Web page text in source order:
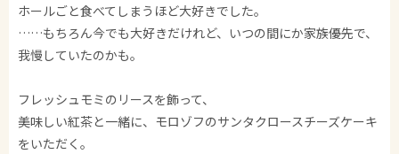
ホールごと食べてしまうほど大好きでした。
……もちろん今でも大好きだけれど、いつの間にか家族優先で、
我慢していたのかも。
フレッシュモミのリースを飾って、
美味しい紅茶と一緒に、モロゾフのサンタクロースチーズケーキ
をいただく。